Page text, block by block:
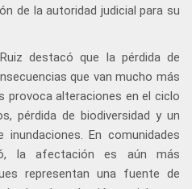
de la autoridad judicial para su
destacó que la pérdida de
que van mucho más
provoca alteraciones en el ciclo
pérdida de biodiversidad y un
En comunidades
la afectación es aún más
representan una fuente de